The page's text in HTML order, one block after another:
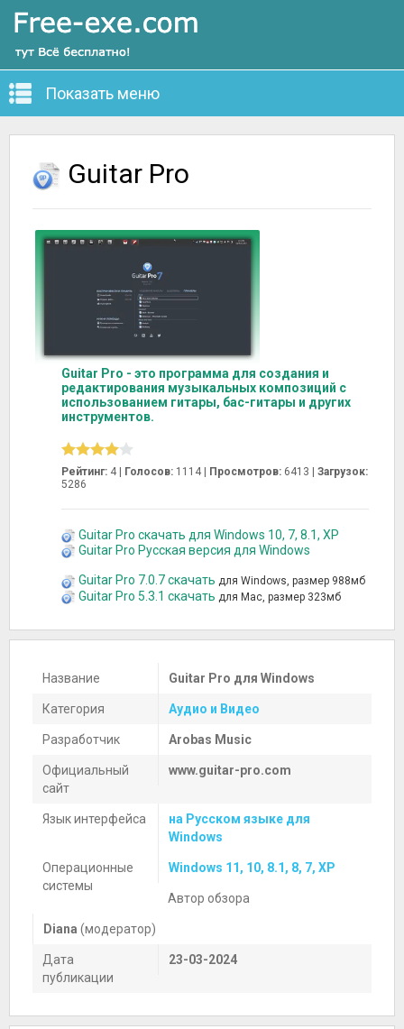
Показать меню
Guitar Pro
Guitar Pro - это программа для создания и
редактирования музыкальных композиций с
использованием гитары, бас-гитары и других
инструментов.
Рейтинг: 4 | Голосов: 1114 | Просмотров: 6413 | Загрузок:
5286
Guitar Pro скачать для Windows 10, 7, 8.1, XP
Guitar Pro Русская версия для Windows
Guitar Pro 7.0.7 скачать для Windows, размер 988мб
Guitar Pro 5.3.1 скачать для Mac, размер 323мб
Название Guitar Pro для Windows
Категория Аудио и Видео
Разработчик Arobas Music
Официальный
сайт
www.guitar-pro.com
Язык интерфейса
на Русском языке для
Windows
Операционные
системы
Windows 11, 10, 8.1, 8, 7, XP
Автор обзора
Diana (модератор)
Дата
публикации
23-03-2024